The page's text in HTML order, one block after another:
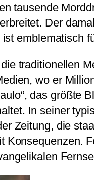
tausende
Der
emblematisch
traditionellen
wo er
das größte
In seiner
Zeitung, die
Konsequenzen.